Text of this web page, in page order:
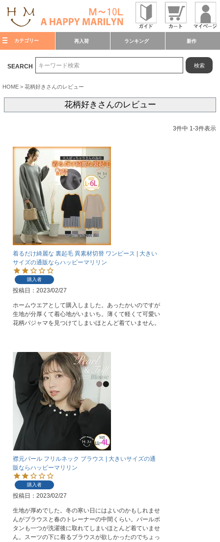
カテゴリー 再入荷 ランキング 新作
SEARCH 検索
HOME 花柄好きさんのレビュー
花柄好きさんのレビュー
3件中 1-3件表示
着るだけ綺麗な 裏起毛 異素材切替 ワンピース | 大きい
サイズの通販ならハッピーマリリン
購入者
投稿日 2023/02/27
ホームウエアとして購入しました。あったかいのですが
生地が分厚くて着心地がいまいち。薄くて軽くて可愛い
花柄パジャマを見つけてしまいほとんど着ていません。
襟元パール フリルネック ブラウス | 大きいサイズの通
販ならハッピーマリリン
購入者
投稿日 2023/02/27
生地が厚めでした。冬の寒い日にはよいのかもしれませ
んがブラウスと春のトレーナーの中間くらい。パールボ
タンも一つが洗濯後に取れてしまいほとんど着ていませ
ん。スーツの下に着るブラウスが欲しかったのでちょっ